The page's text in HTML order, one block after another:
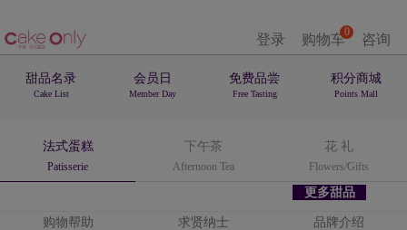
登录 0
购物车 咨询
甜品名录
Cake List
会员日
Member Day
免费品尝
Free Tasting
积分商城
Points Mall
法式蛋糕
Patisserie
下午茶
Afternoon Tea
花.礼
Flowers/Gifts
更多甜品
购物帮助 求贤纳士 品牌介绍